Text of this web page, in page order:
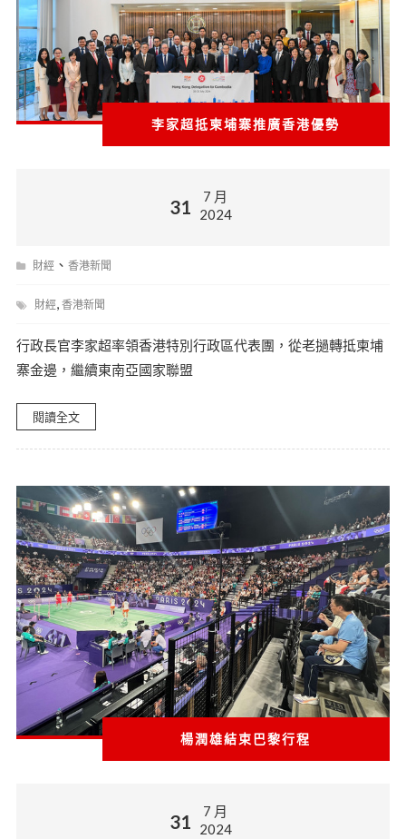
李家超抵柬埔寨推廣香港優勢
31
7 月
2024
財經、 香港新聞
財經, 香港新聞
行政長官李家超率領香港特別行政區代表團，從老撾轉抵柬埔
寨金邊，繼續東南亞國家聯盟
閱讀全文
楊潤雄結束巴黎行程
31
7 月
2024